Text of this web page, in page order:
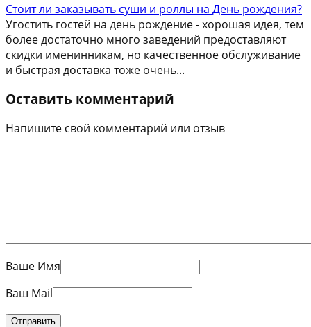
Стоит ли заказывать суши и роллы на День рождения?
Угостить гостей на день рождение - хорошая идея, тем
более достаточно много заведений предоставляют
скидки именинникам, но качественное обслуживание
и быстрая доставка тоже очень...
Оставить комментарий
Напишите свой комментарий или отзыв
Ваше Имя
Ваш Mail